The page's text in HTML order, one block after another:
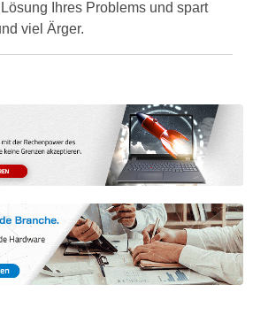
Ihres Problems und spart
viel Ärger.